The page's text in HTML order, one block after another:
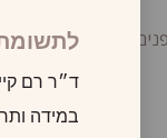
ד״ר רם
במידה